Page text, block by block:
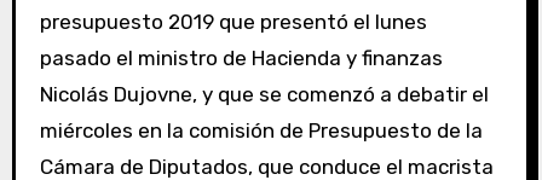
presupuesto 2019 que presentó el lunes
pasado el ministro de Hacienda y finanzas
Nicolás Dujovne, y que se comenzó a debatir el
miércoles en la comisión de Presupuesto de la
Cámara de Diputados, que conduce el macrista